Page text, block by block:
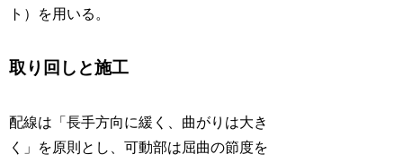
ト）を用いる。
取り回しと施工
配線は「長手方向に緩く、曲がりは大き
く」を原則とし、可動部は屈曲の節度を